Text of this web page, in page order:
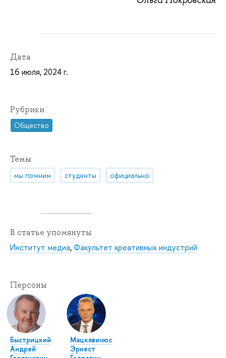
Дата
16 июля, 2024 г.
Рубрики
Общество
Темы
мы помним студенты официально
В статье упомянуты
Институт медиа,Факультет креативных индустрий
Персоны
Быстрицкий
Андрей
Мацкявичюс
Эрнест